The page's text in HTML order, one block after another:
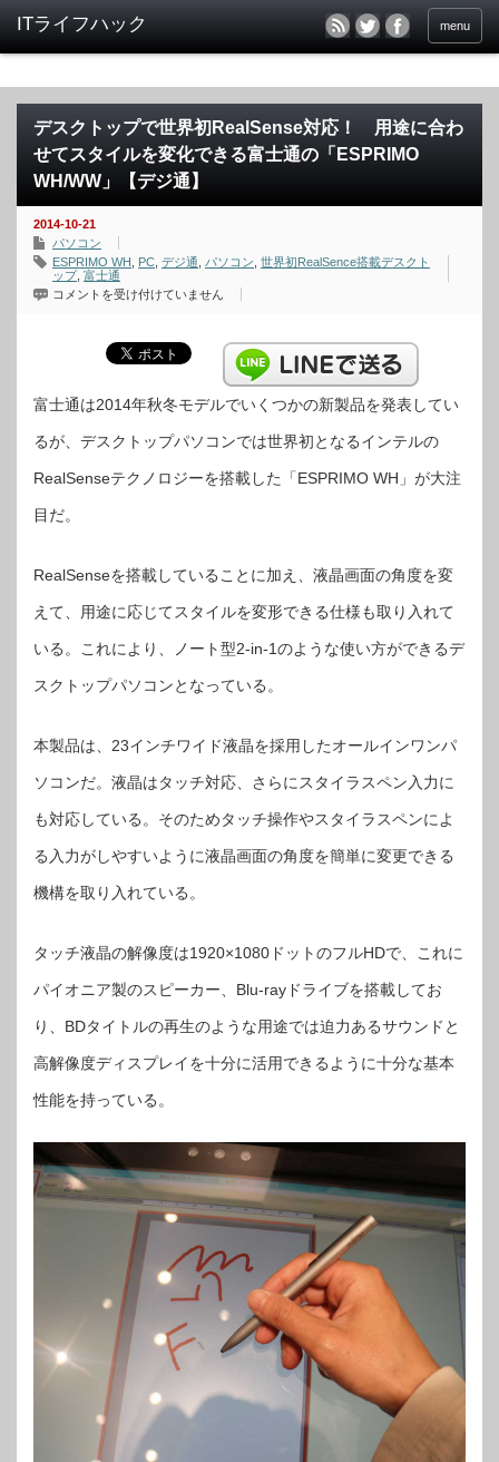
menu
デスクトップで世界初RealSense対応！ 用途に合わ
せてスタイルを変化できる富士通の「ESPRIMO
WH/WW」【デジ通】
2014-10-21
パソコン
ESPRIMO WH
PC デジ通 パソコン 世界初RealSence搭載デスクト
ップ, 富士通
デ
界
初
対
応！
途
合
わ
タ
を
化
で
る
富
「ESPRIMO
【デ
ジ
は
コメントを受け付けていません
富士通は2014年秋冬モデルでいくつかの新製品を発表してい
るが、デスクトップパソコンでは世界初となるインテルの
RealSenseテクノロジーを搭載した「ESPRIMO WH」が大注
目だ。
RealSenseを搭載していることに加え、液晶画面の角度を変
えて、用途に応じてスタイルを変形できる仕様も取り入れて
いる。これにより、ノート型2-in-1のような使い方ができるデ
スクトップパソコンとなっている。
本製品は、23インチワイド液晶を採用したオールインワンパ
ソコンだ。液晶はタッチ対応、さらにスタイラスペン入力に
も対応している。そのためタッチ操作やスタイラスペンによ
る入力がしやすいように液晶画面の角度を簡単に変更できる
機構を取り入れている。
タッチ液晶の解像度は1920×1080ドットのフルHDで、これに
パイオニア製のスピーカー、Blu-rayドライブを搭載してお
り、BDタイトルの再生のような用途では迫力あるサウンドと
高解像度ディスプレイを十分に活用できるように十分な基本
性能を持っている。